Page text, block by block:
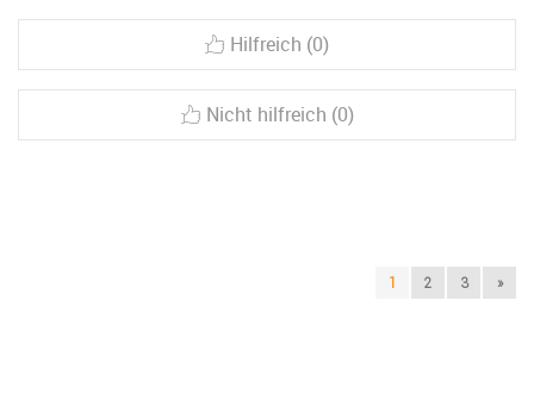
Hilfreich (0)
Nicht hilfreich (0)
1 2 3 »